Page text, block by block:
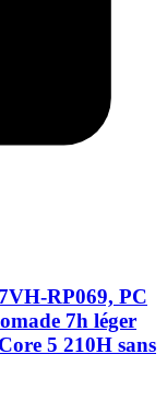
RP069, PC
7h léger
5 210H sans